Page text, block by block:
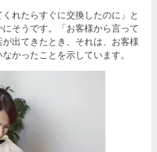
れたらすぐに交換したのに」と
そうです。「お客様から言って
出てきたとき、それは、お客様
かったことを示しています。